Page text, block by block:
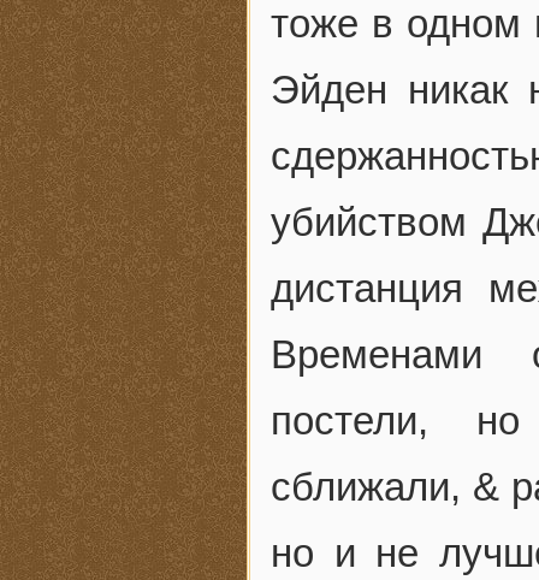
тоже в одном
Эйден никак
убийством
дистанция
Временами
постели,
сближали, &
но и не